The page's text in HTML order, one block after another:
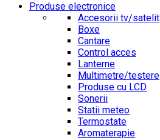
Produse electronice
Accesorii tv/satelit
Boxe
Cantare
Control acces
Lanterne
Multimetre/testere
Produse cu LCD
Sonerii
Statii meteo
Termostate
Aromaterapie